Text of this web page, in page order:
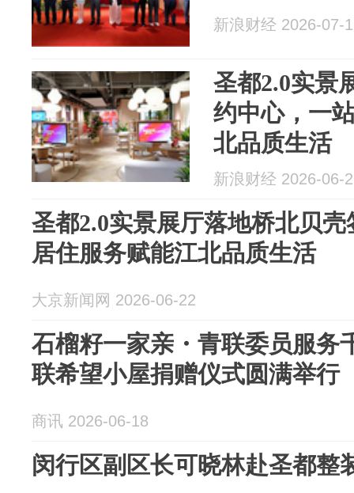
新浪财经 2026-07-
圣都2.0实景
约中心，一
北品质生活
新浪财经 2026-06-
圣都2.0实景展厅落地桥北贝
居住服务赋能江北品质生活
大京新闻网 2026-06-22
石榴籽一家亲・青联委员服
联希望小屋捐赠仪式圆满举行
商讯 2026-06-18
闵行区副区长可晓林赴圣都整